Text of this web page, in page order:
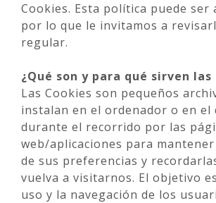
Cookies. Esta política puede ser
por lo que le invitamos a
regular.
¿Qué son y para qué sirven las
Las Cookies son pequeños
instalan en el ordenador o en el
durante el recorrido por las
web/aplicaciones para
de sus preferencias y
vuelva a visitarnos. El objetivo
uso y la navegación de los